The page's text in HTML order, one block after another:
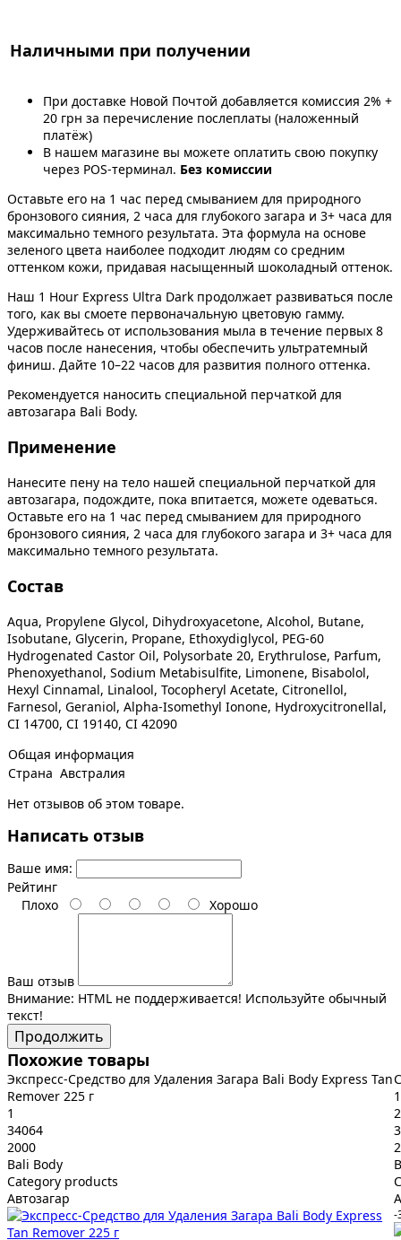
Наличными при получении
При доставке Новой Почтой добавляется комиссия 2% +
20 грн за перечисление послеплаты (наложенный
платёж)
В нашем магазине вы можете оплатить свою покупку
через POS-терминал. Без комиссии
Оставьте его на 1 час перед смыванием для природного
бронзового сияния, 2 часа для глубокого загара и 3+ часа для
максимально темного результата. Эта формула на основе
зеленого цвета наиболее подходит людям со средним
оттенком кожи, придавая насыщенный шоколадный оттенок.
Наш 1 Hour Express Ultra Dark продолжает развиваться после
того, как вы смоете первоначальную цветовую гамму.
Удерживайтесь от использования мыла в течение первых 8
часов после нанесения, чтобы обеспечить ультратемный
финиш. Дайте 10–22 часов для развития полного оттенка.
Рекомендуется наносить специальной перчаткой для
автозагара Bali Body.
Применение
Нанесите пену на тело нашей специальной перчаткой для
автозагара, подождите, пока впитается, можете одеваться.
Оставьте его на 1 час перед смыванием для природного
бронзового сияния, 2 часа для глубокого загара и 3+ часа для
максимально темного результата.
Состав
Aqua, Propylene Glycol, Dihydroxyacetone, Alcohol, Butane,
Isobutane, Glycerin, Propane, Ethoxydiglycol, PEG-60
Hydrogenated Castor Oil, Polysorbate 20, Erythrulose, Parfum,
Phenoxyethanol, Sodium Metabisulfite, Limonene, Bisabolol,
Hexyl Cinnamal, Linalool, Tocopheryl Acetate, Citronellol,
Farnesol, Geraniol, Alpha-Isomethyl Ionone, Hydroxycitronellal,
CI 14700, CI 19140, CI 42090
Общая информация
Страна Австралия
Нет отзывов об этом товаре.
Написать отзыв
Ваше имя:
Рейтинг
Плохо
Хорошо
Ваш отзыв
Внимание: HTML не поддерживается! Используйте обычный
текст!
Продолжить
Похожие товары
Экспресс-Средство для Удаления Загара Bali Body Express Tan
Remover 225 г
1
34064
2000
Bali Body
Category products
Автозагар
2
-